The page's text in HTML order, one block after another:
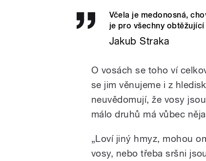
Včela je medonosná,
je pro všechny
Jakub Straka
O vosách se toho ví
se jim věnujeme i z
neuvědomují, že vosy
málo druhů má vůbec
„Loví jiný hmyz, mohou
vosy, nebo třeba sršni